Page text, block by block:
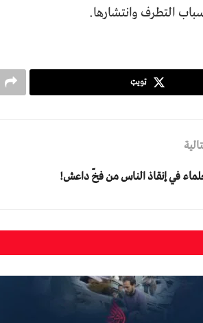
التطرف وانتشارها.
ټویټ
في إنقاذ الناس من فخّ داعش!